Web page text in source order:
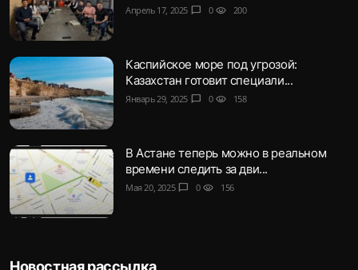
Апрель 17, 2025 chat_bubble 0 visibility 200
Каспийское море под угрозой:
Казахстан готовит специали...
Январь 29, 2025 chat_bubble 0 visibility 158
В Астане теперь можно в реальном
времени следить за дви...
Мая 20, 2025 chat_bubble 0 visibility 156
Новостная рассылка